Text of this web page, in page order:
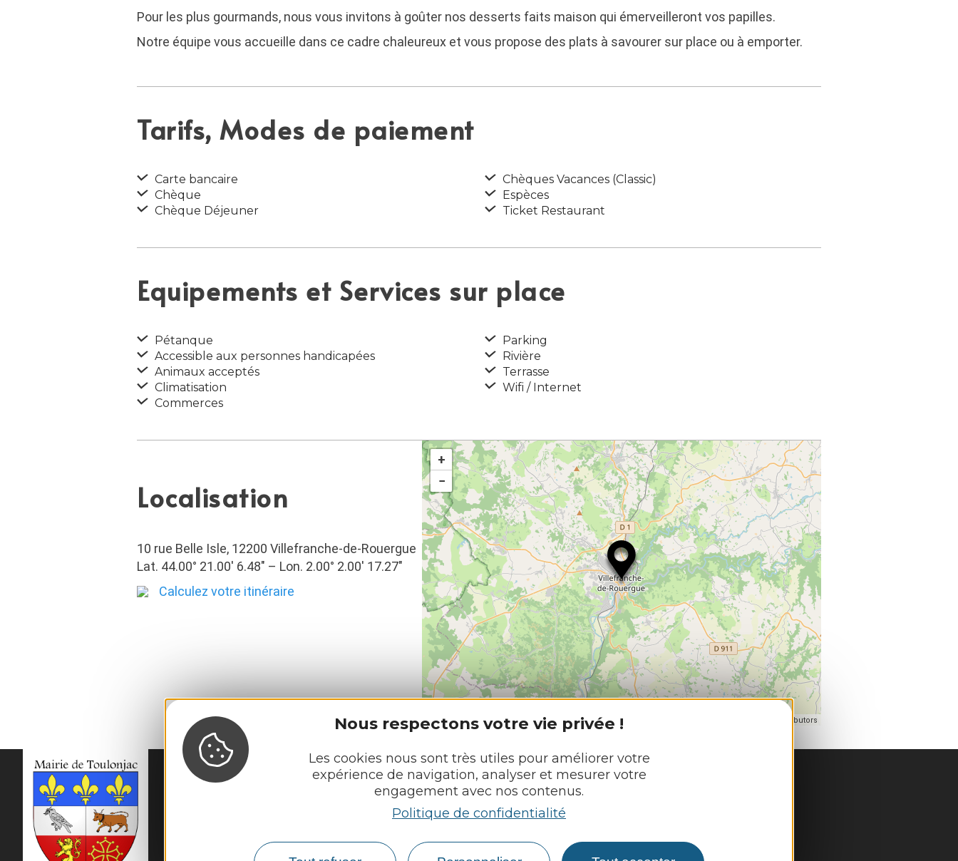
Nous respectons votre vie privée !
Les cookies nous sont très utiles pour améliorer votre
expérience de navigation, analyser et mesurer votre
engagement avec nos contenus.
Politique de confidentialité
Pour les plus gourmands, nous vous invitons à goûter nos desserts faits maison qui émerveilleront vos papilles.
Notre équipe vous accueille dans ce cadre chaleureux et vous propose des plats à savourer sur place ou à emporter.
Tarifs, Modes de paiement
Carte bancaire
Chèque
Chèque Déjeuner
Chèques Vacances (Classic)
Espèces
Ticket Restaurant
Equipements et Services sur place
Pétanque
Accessible aux personnes handicapées
Animaux acceptés
Climatisation
Commerces
Parking
Rivière
Terrasse
Wifi / Internet
Localisation
10 rue Belle Isle, 12200 Villefranche-de-Rouergue
Lat. 44.00° 21.00′ 6.48″ – Lon. 2.00° 2.00′ 17.27″
Calculez votre itinéraire
+
−
OpenStreetMap contributors
12200 Toulonjac
05 65 45 11 97